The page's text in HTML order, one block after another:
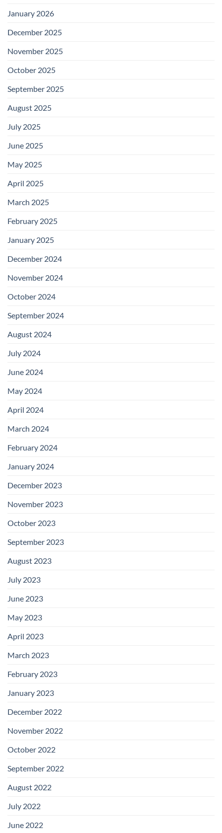
January 2026
December 2025
November 2025
October 2025
September 2025
August 2025
July 2025
June 2025
May 2025
April 2025
March 2025
February 2025
January 2025
December 2024
November 2024
October 2024
September 2024
August 2024
July 2024
June 2024
May 2024
April 2024
March 2024
February 2024
January 2024
December 2023
November 2023
October 2023
September 2023
August 2023
July 2023
June 2023
May 2023
April 2023
March 2023
February 2023
January 2023
December 2022
November 2022
October 2022
September 2022
August 2022
July 2022
June 2022